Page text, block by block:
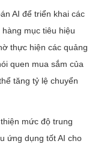
AI để triển khai các
mục tiêu hiệu
thực hiện các quảng
quen mua sắm của
tăng tỷ lệ chuyển
mức độ trung
ứng dụng tốt AI cho